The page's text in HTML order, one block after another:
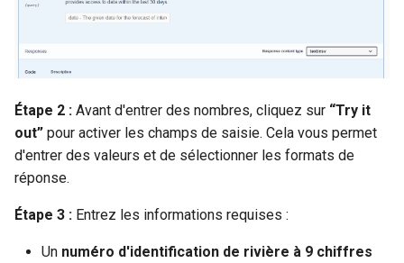
Étape 2 : Avant d'entrer des nombres, cliquez sur “Try it
out” pour activer les champs de saisie. Cela vous permet
d'entrer des valeurs et de sélectionner les formats de
réponse.
Étape 3 : Entrez les informations requises :
Un numéro d'identification de rivière à 9 chiffres